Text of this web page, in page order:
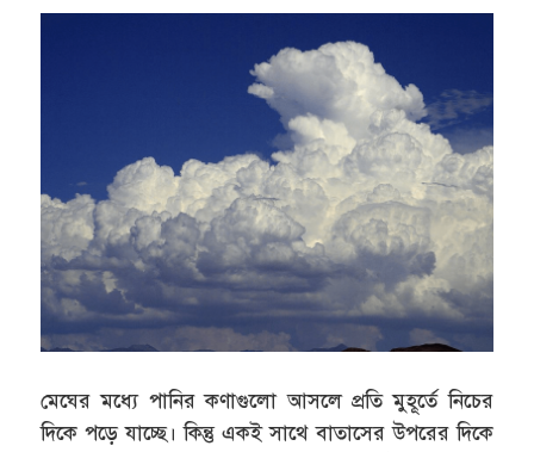
মেঘের মধ্যে পানির কণাগুলো আসলে প্রতি মুহূর্তে নিচের
দিকে পড়ে যাচ্ছে। কিন্তু একই সাথে বাতাসের উপরের দিকে